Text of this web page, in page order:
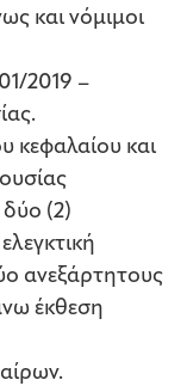
και νόμιμοι
2019 –
κεφαλαίου και
δύο (2)
ανεξάρτητους
έκθεση